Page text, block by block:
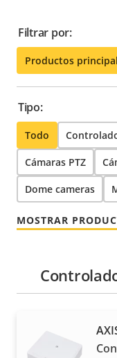
Filtrar por:
Productos
Tipo:
Todo
Cámaras PTZ
Dome cameras
MOSTRAR